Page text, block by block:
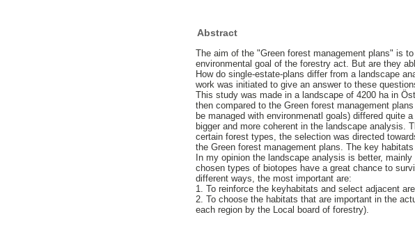
Abstract
The aim of the "Green forest management plans" is
environmental goal of the forestry act. But are they
How do single-estate-plans differ from a landscape
work was initiated to give an answer to these
This study was made in a landscape of 4200 ha in
then compared to the Green forest management
be managed with environmenatl goals) differed quite
bigger and more coherent in the landscape analysis.
certain forest types, the selection was directed
the Green forest management plans. The key
In my opinion the landscape analysis is better,
chosen types of biotopes have a great chance to
different ways, the most important are:
1. To reinforce the keyhabitats and select adjacent
2. To choose the habitats that are important in the
each region by the Local board of forestry).